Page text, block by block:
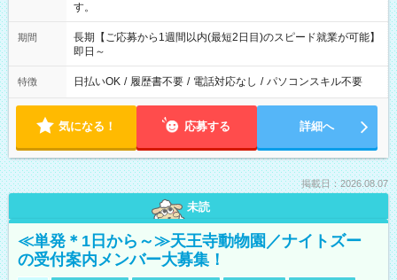
す。
期間
長期【ご応募から1週間以内(最短2日目)のスピード就業が可能】
即日～
特徴 日払いOK / 履歴書不要 / 電話対応なし / パソコンスキル不要
気になる！ 応募する 詳細へ
掲載日：2026.08.07
未読
≪単発＊1日から～≫天王寺動物園／ナイトズー
の受付案内メンバー大募集！